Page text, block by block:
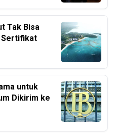
Tak Bisa
Sertifikat
untuk
Dikirim ke